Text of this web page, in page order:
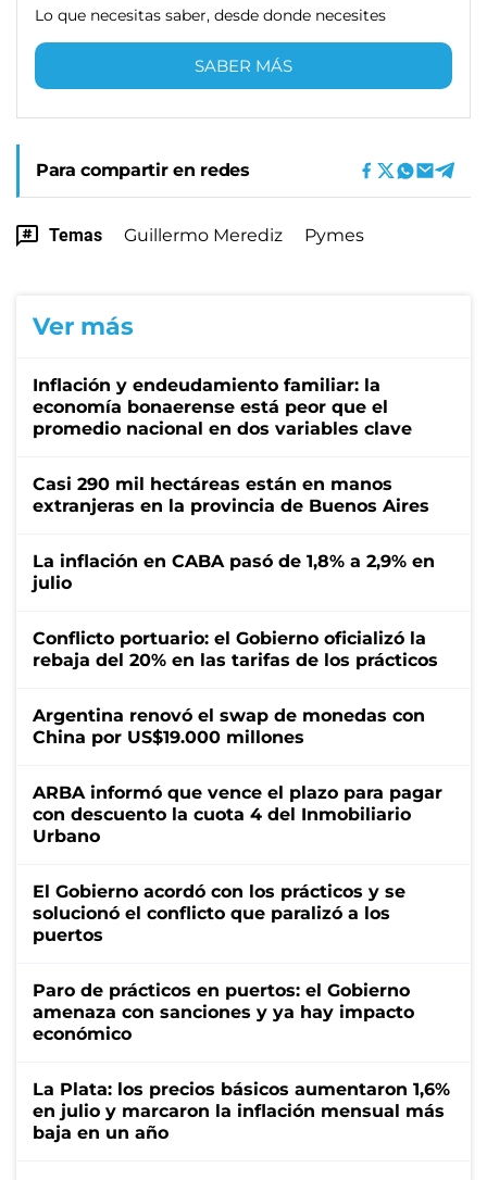
Lo que necesitas saber, desde donde necesites
SABER MÁS
Para compartir en redes
Temas Guillermo Merediz Pymes
Ver más
Inflación y endeudamiento familiar: la
economía bonaerense está peor que el
promedio nacional en dos variables clave
Casi 290 mil hectáreas están en manos
extranjeras en la provincia de Buenos Aires
La inflación en CABA pasó de 1,8% a 2,9% en
julio
Conflicto portuario: el Gobierno oficializó la
rebaja del 20% en las tarifas de los prácticos
Argentina renovó el swap de monedas con
China por US$19.000 millones
ARBA informó que vence el plazo para pagar
con descuento la cuota 4 del Inmobiliario
Urbano
El Gobierno acordó con los prácticos y se
solucionó el conflicto que paralizó a los
puertos
Paro de prácticos en puertos: el Gobierno
amenaza con sanciones y ya hay impacto
económico
La Plata: los precios básicos aumentaron 1,6%
en julio y marcaron la inflación mensual más
baja en un año